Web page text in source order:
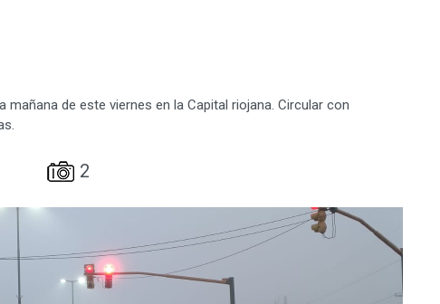
de este viernes en la Capital riojana. Circular con
2